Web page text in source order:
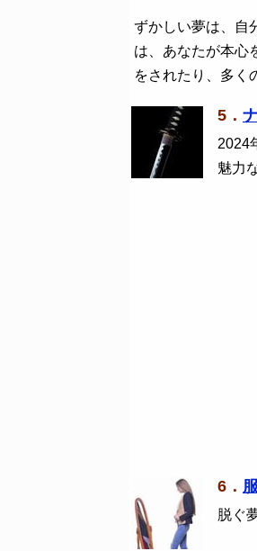
ずかしい夢は、自
は、あなたが本心
をされたり、多く
5．
2024
魅力
6．
脱ぐ